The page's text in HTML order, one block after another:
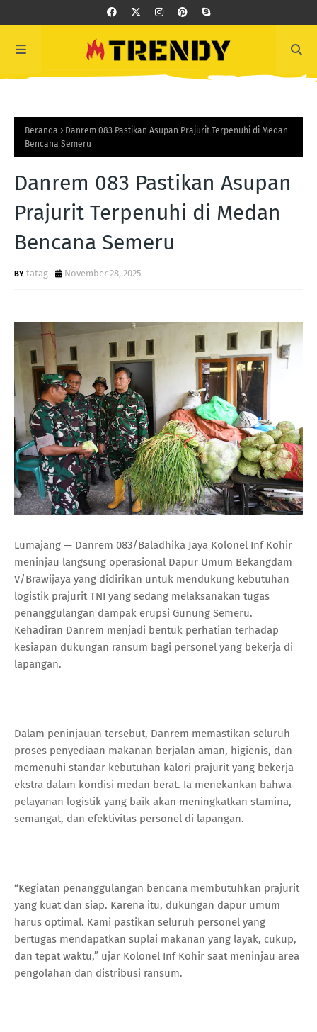
Beranda
Danrem 083 Pastikan Asupan Prajurit Terpenuhi di Medan
Bencana Semeru
Danrem 083 Pastikan Asupan
Prajurit Terpenuhi di Medan
Bencana Semeru
tatag November 28, 2025
Lumajang — Danrem 083/Baladhika Jaya Kolonel Inf Kohir
meninjau langsung operasional Dapur Umum Bekangdam
V/Brawijaya yang didirikan untuk mendukung kebutuhan
logistik prajurit TNI yang sedang melaksanakan tugas
penanggulangan dampak erupsi Gunung Semeru.
Kehadiran Danrem menjadi bentuk perhatian terhadap
kesiapan dukungan ransum bagi personel yang bekerja di
lapangan.
Dalam peninjauan tersebut, Danrem memastikan seluruh
proses penyediaan makanan berjalan aman, higienis, dan
memenuhi standar kebutuhan kalori prajurit yang bekerja
ekstra dalam kondisi medan berat. Ia menekankan bahwa
pelayanan logistik yang baik akan meningkatkan stamina,
semangat, dan efektivitas personel di lapangan.
“Kegiatan penanggulangan bencana membutuhkan prajurit
yang kuat dan siap. Karena itu, dukungan dapur umum
harus optimal. Kami pastikan seluruh personel yang
bertugas mendapatkan suplai makanan yang layak, cukup,
dan tepat waktu,” ujar Kolonel Inf Kohir saat meninjau area
pengolahan dan distribusi ransum.